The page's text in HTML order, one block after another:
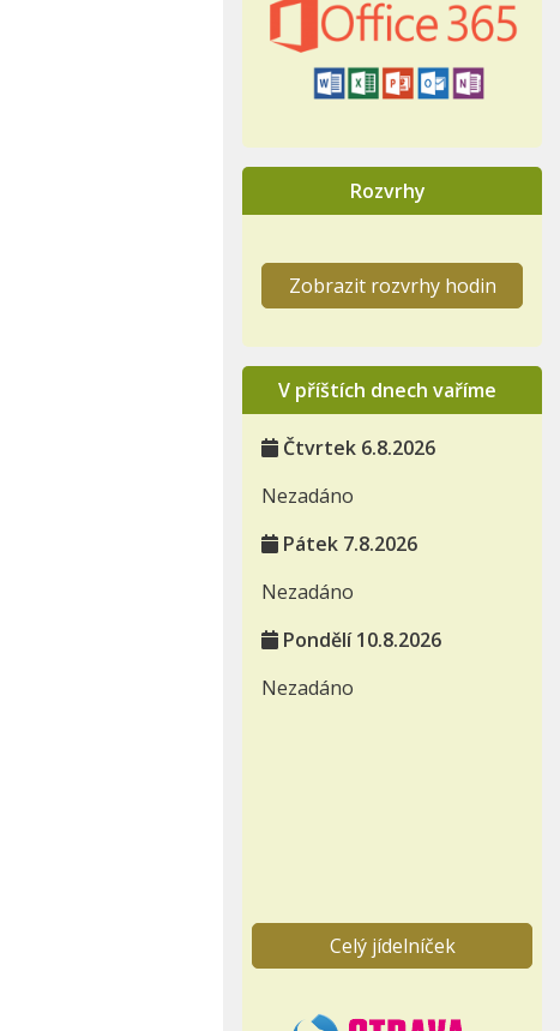
Rozvrhy
Zobrazit rozvrhy hodin
V příštích dnech vaříme
Čtvrtek 6.8.2026
Nezadáno
Pátek 7.8.2026
Nezadáno
Pondělí 10.8.2026
Nezadáno
Celý jídelníček